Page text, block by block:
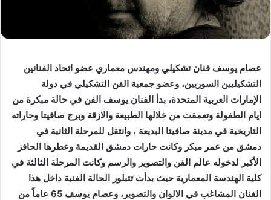
عصام يوسف فنان تشكيلي ومهندس معماري عضو اتحاد الفنانين
التشكيليين السوريين، وعضو جمعية الفن التشكيلي في دولة
الإمارات العربية المتحدة، بدأ الفنان يوسف الفن في حالة مبكرة من
ايام الطفولة وتعمقت من خلالها الطبيعة والازقة وبرج صافيتا وحاراته
التاريخية في مدينة صافيتا البديعة ، وانتقل للمرحلة الثانية في
دمشق من عمر مبكر وكانت حارات دمشق القديمة وعطرها الحافز
الأكبر لدخوله عالم الفن والتصوير والرسم وكانت المرحلة الثالثة في
كلية الهندسة المعمارية حيث بدأت تتبلور الحالة الفنية داخل هذا
الفنان المشاغب في الالوان والتصوير، وعصام يوسف 65 عاماً من